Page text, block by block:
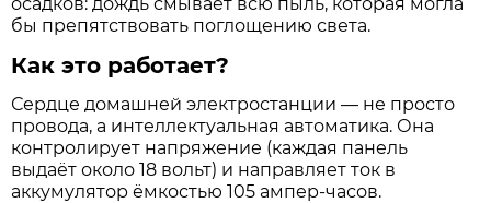
бы препятствовать поглощению света.
Как это работает?
Сердце домашней электростанции — не просто
провода, а интеллектуальная автоматика. Она
контролирует напряжение (каждая панель
выдаёт около 18 вольт) и направляет ток в
аккумулятор ёмкостью 105 ампер-часов.